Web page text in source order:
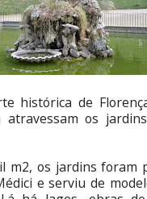
histórica de
atravessam os
m2, os jardins foram
e serviu de